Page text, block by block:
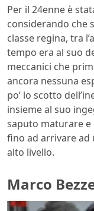
Per il 24enne è
considerando che
classe regina, tra
tempo era al suo
meccanici che
ancora nessuna
po’ lo scotto
insieme al suo
saputo maturare
fino ad arrivare ad
alto livello.
Marco